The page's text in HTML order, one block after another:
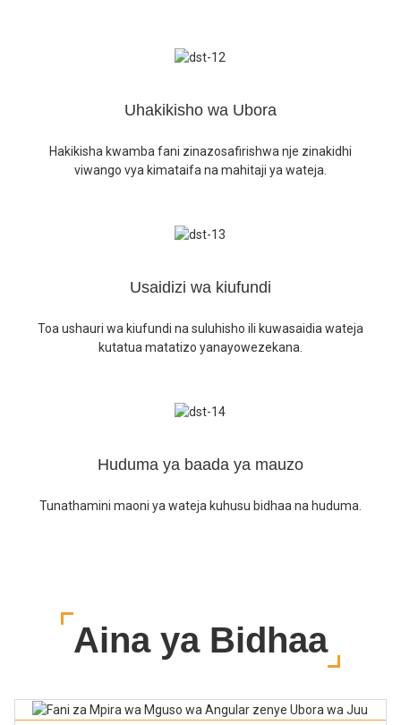
Uhakikisho wa Ubora
Hakikisha kwamba fani zinazosafirishwa nje zinakidhi
viwango vya kimataifa na mahitaji ya wateja.
Usaidizi wa kiufundi
Toa ushauri wa kiufundi na suluhisho ili kuwasaidia wateja
kutatua matatizo yanayowezekana.
Huduma ya baada ya mauzo
Tunathamini maoni ya wateja kuhusu bidhaa na huduma.
Aina ya Bidhaa